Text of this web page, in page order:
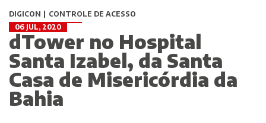
DIGICON
CONTROLE DE ACESSO
06 JUL, 2020
dTower no Hospital
Santa Izabel, da Santa
Casa de Misericórdia da
Bahia